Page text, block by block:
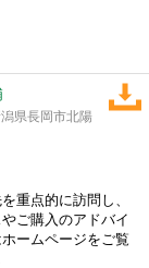
県長岡市北陽
重点的に訪問し、
ご購入のアドバイ
ームページをご覧